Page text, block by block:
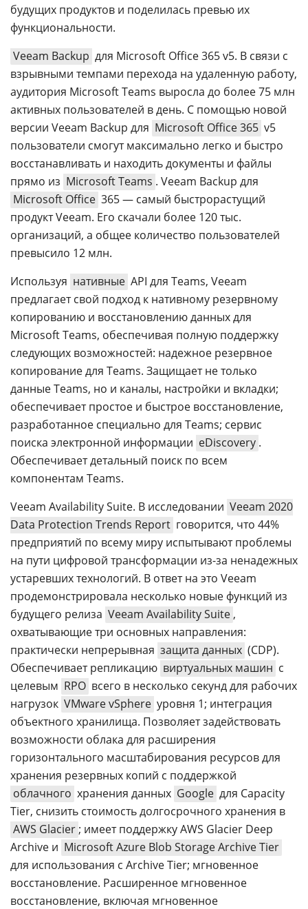
будущих продуктов и поделилась превью их
функциональности.
Veeam Backup для Microsoft Office 365 v5. В связи с
взрывными темпами перехода на удаленную работу,
аудитория Microsoft Teams выросла до более 75 млн
активных пользователей в день. С помощью новой
версии Veeam Backup для Microsoft Office 365 v5
пользователи смогут максимально легко и быстро
восстанавливать и находить документы и файлы
прямо из Microsoft Teams . Veeam Backup для
Microsoft Office 365 — самый быстрорастущий
продукт Veeam. Его скачали более 120 тыс.
организаций, а общее количество пользователей
превысило 12 млн.
Используя нативные API для Teams, Veeam
предлагает свой подход к нативному резервному
копированию и восстановлению данных для
Microsoft Teams, обеспечивая полную поддержку
следующих возможностей: надежное резервное
копирование для Teams. Защищает не только
данные Teams, но и каналы, настройки и вкладки;
обеспечивает простое и быстрое восстановление,
разработанное специально для Teams; сервис
поиска электронной информации eDiscovery .
Обеспечивает детальный поиск по всем
компонентам Teams.
Veeam Availability Suite. В исследовании Veeam 2020
Data Protection Trends Report говорится, что 44%
предприятий по всему миру испытывают проблемы
на пути цифровой трансформации из-за ненадежных
устаревших технологий. В ответ на это Veeam
продемонстрировала несколько новые функций из
будущего релиза Veeam Availability Suite ,
охватывающие три основных направления:
практически непрерывная защита данных (CDP).
Обеспечивает репликацию виртуальных машин с
целевым RPO всего в несколько секунд для рабочих
нагрузок VMware vSphere уровня 1; интеграция
объектного хранилища. Позволяет задействовать
возможности облака для расширения
горизонтального масштабирования ресурсов для
хранения резервных копий с поддержкой
облачного хранения данных Google для Capacity
Tier, снизить стоимость долгосрочного хранения в
AWS Glacier ; имеет поддержку AWS Glacier Deep
Archive и Microsoft Azure Blob Storage Archive Tier
для использования с Archive Tier; мгновенное
восстановление. Расширенное мгновенное
восстановление, включая мгновенное